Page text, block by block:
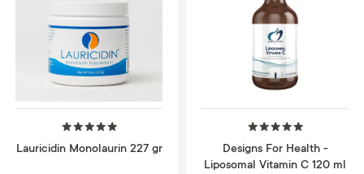
Lauricidin Monolaurin 227 gr
Designs For Health -
Liposomal Vitamin C 120 ml